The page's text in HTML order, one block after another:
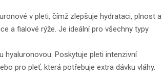
v pleti, čímž zlepšuje hydrataci, plnost a
a fialové rýže. Je ideální pro všechny typy
hyaluronovou. Poskytuje pleti intenzivní
pro pleť, která potřebuje extra dávku vláhy.